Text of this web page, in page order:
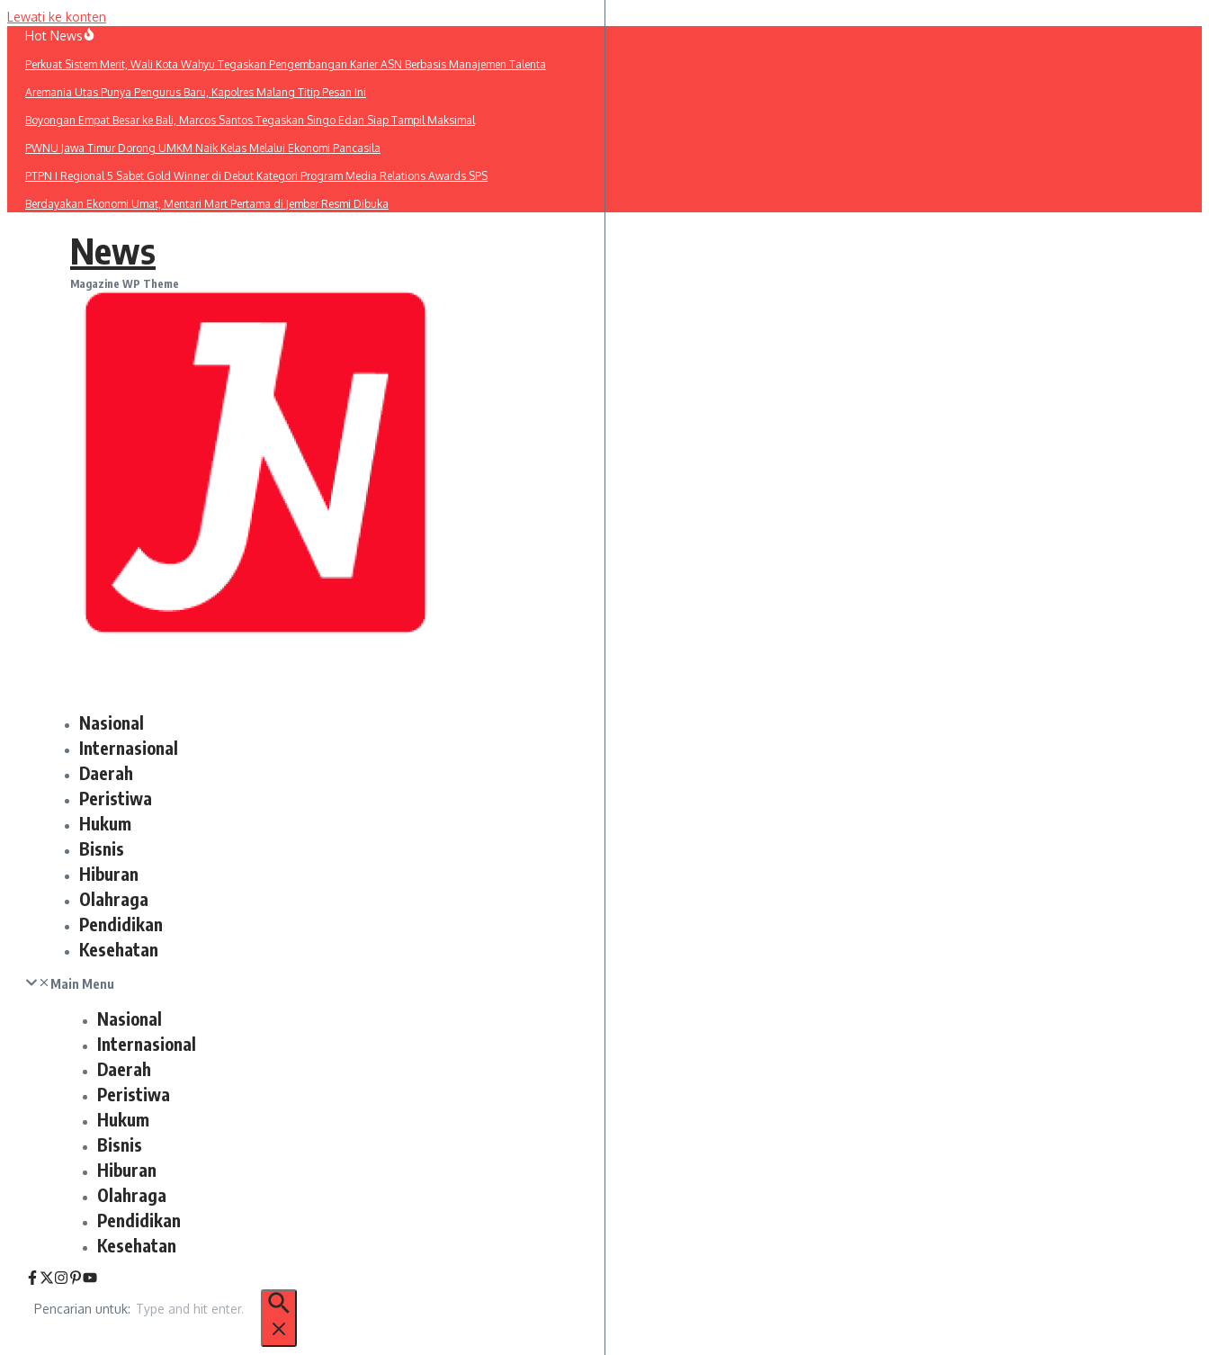
Lewati ke konten
Hot News
Perkuat Sistem Merit, Wali Kota Wahyu Tegaskan Pengembangan Karier ASN Berbasis Manajemen Talenta
Aremania Utas Punya Pengurus Baru, Kapolres Malang Titip Pesan Ini
Boyongan Empat Besar ke Bali, Marcos Santos Tegaskan Singo Edan Siap Tampil Maksimal
PWNU Jawa Timur Dorong UMKM Naik Kelas Melalui Ekonomi Pancasila
PTPN I Regional 5 Sabet Gold Winner di Debut Kategori Program Media Relations Awards SPS
Berdayakan Ekonomi Umat, Mentari Mart Pertama di Jember Resmi Dibuka
News
Magazine WP Theme
Nasional
Internasional
Daerah
Peristiwa
Hukum
Bisnis
Hiburan
Olahraga
Pendidikan
Kesehatan
Main Menu
Nasional
Internasional
Daerah
Peristiwa
Hukum
Bisnis
Hiburan
Olahraga
Pendidikan
Kesehatan
Pencarian untuk: